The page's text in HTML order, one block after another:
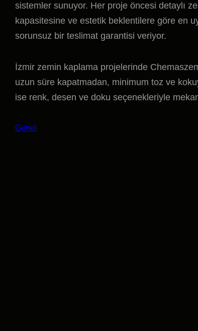
sistemler sunuyor. Her proje öncesi detaylı
kapasitesine ve estetik beklentilere göre en
sorunsuz bir teslimat garantisi veriyor.
İzmir zemin kaplama projelerinde
uzun süre kapatmadan, minimum toz ve
ise renk, desen ve doku seçenekleriyle
Genel